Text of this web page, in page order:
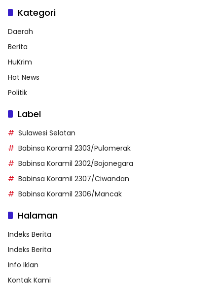
Kategori
Daerah
Berita
HuKrim
Hot News
Politik
Label
Sulawesi Selatan
Babinsa Koramil 2303/Pulomerak
Babinsa Koramil 2302/Bojonegara
Babinsa Koramil 2307/Ciwandan
Babinsa Koramil 2306/Mancak
Halaman
Indeks Berita
Indeks Berita
Info Iklan
Kontak Kami